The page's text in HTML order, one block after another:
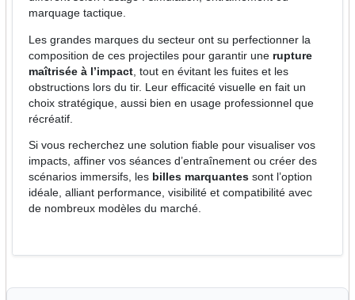
marquage tactique.
Les grandes marques du secteur ont su perfectionner la
composition de ces projectiles pour garantir une rupture
maîtrisée à l’impact , tout en évitant les fuites et les
obstructions lors du tir. Leur efficacité visuelle en fait un
choix stratégique, aussi bien en usage professionnel que
récréatif.
Si vous recherchez une solution fiable pour visualiser vos
impacts, affiner vos séances d’entraînement ou créer des
scénarios immersifs, les billes marquantes sont l’option
idéale, alliant performance, visibilité et compatibilité avec
de nombreux modèles du marché.